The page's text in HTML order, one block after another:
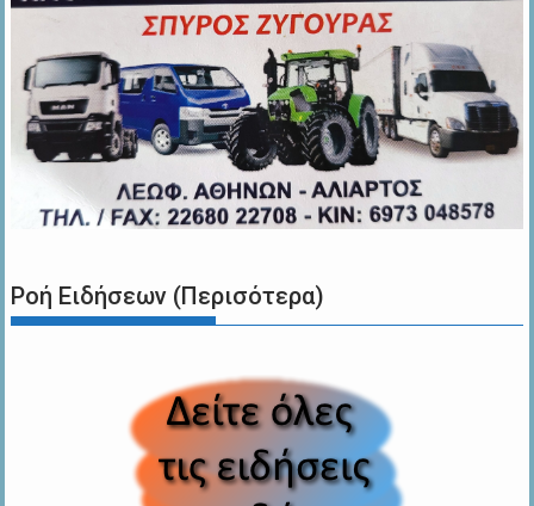
Ροή Ειδήσεων (Περισότερα)